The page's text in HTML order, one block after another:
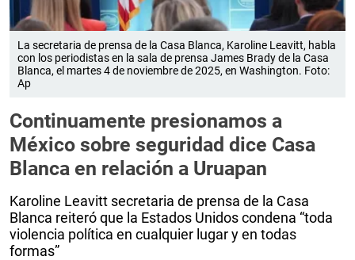
La secretaria de prensa de la Casa Blanca, Karoline Leavitt, habla
con los periodistas en la sala de prensa James Brady de la Casa
Blanca, el martes 4 de noviembre de 2025, en Washington. Foto:
Ap
Continuamente presionamos a
México sobre seguridad dice Casa
Blanca en relación a Uruapan
Karoline Leavitt secretaria de prensa de la Casa
Blanca reiteró que la Estados Unidos condena “toda
violencia política en cualquier lugar y en todas
formas”